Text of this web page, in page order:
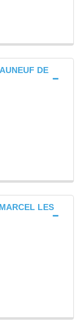
DE
LES